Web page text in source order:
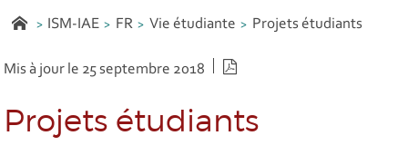
ISM-IAE FR Vie étudiante Projets étudiants
Mis à jour le 25 septembre 2018
Projets étudiants